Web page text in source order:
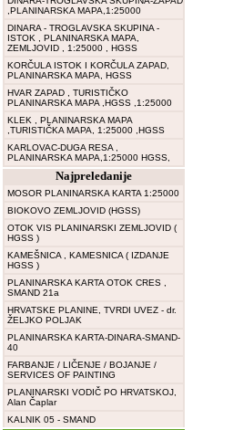
,PLANINARSKA MAPA,1:25000
DINARA - TROGLAVSKA SKUPINA -
ISTOK , PLANINARSKA MAPA,
ZEMLJOVID , 1:25000 , HGSS
KORČULA ISTOK I KORČULA ZAPAD,
PLANINARSKA MAPA, HGSS
HVAR ZAPAD , TURISTIČKO
PLANINARSKA MAPA ,HGSS ,1:25000
KLEK , PLANINARSKA MAPA
,TURISTIČKA MAPA, 1:25000 ,HGSS
KARLOVAC-DUGA RESA ,
PLANINARSKA MAPA,1:25000 HGSS,
Najpreledanije
MOSOR PLANINARSKA KARTA 1:25000
BIOKOVO ZEMLJOVID (HGSS)
OTOK VIS PLANINARSKI ZEMLJOVID (
HGSS )
KAMEŠNICA , KAMESNICA ( IZDANJE
HGSS )
PLANINARSKA KARTA OTOK CRES ,
SMAND 21a
HRVATSKE PLANINE, TVRDI UVEZ - dr.
ŽELJKO POLJAK
PLANINARSKA KARTA-DINARA-SMAND-
40
FARBANJE / LIČENJE / BOJANJE /
SERVICES OF PAINTING
PLANINARSKI VODIČ PO HRVATSKOJ,
Alan Čaplar
KALNIK 05 - SMAND